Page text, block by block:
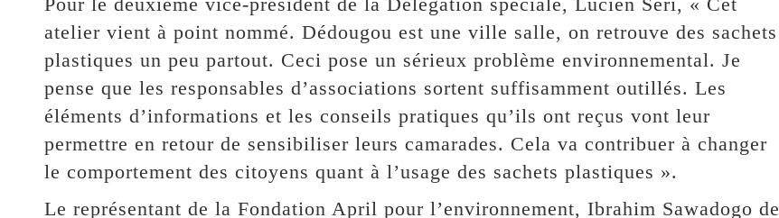
atelier vient à point nommé. Dédougou est une ville salle, on retrouve des sachets
plastiques un peu partout. Ceci pose un sérieux problème environnemental. Je
pense que les responsables d’associations sortent suffisamment outillés. Les
éléments d’informations et les conseils pratiques qu’ils ont reçus vont leur
permettre en retour de sensibiliser leurs camarades. Cela va contribuer à changer
le comportement des citoyens quant à l’usage des sachets plastiques ».
Le représentant de la Fondation April pour l’environnement, Ibrahim Sawadogo de